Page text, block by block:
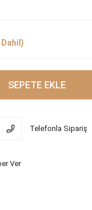
Dahil)
Telefonla Sipariş
Ver